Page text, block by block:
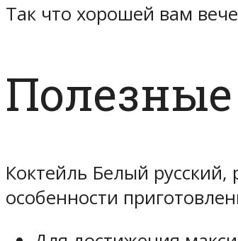
Так что хорошей вам
Коктейль Белый
особенности